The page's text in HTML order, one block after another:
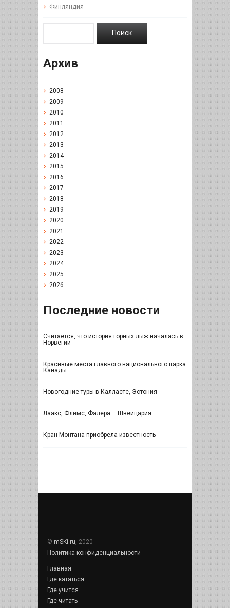
Финляндия
Архив
2008
2009
2010
2011
2012
2013
2014
2015
2016
2017
2018
2019
2020
2021
2022
2023
2024
2025
2026
Последние новости
Считается, что история горных лыж началась в
Норвегии
Красивые места главного национального парка
Канады
Новогодние туры в Калласте, Эстония
Лаакс, Флимс, Фалера – Швейцария
Кран-Монтана приобрела известность
© mSKi.ru, 2020
Политика конфиденциальности
Главная
Где кататься
Где учится
Где читать